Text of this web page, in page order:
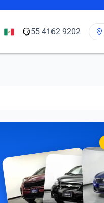
55 4162 9202